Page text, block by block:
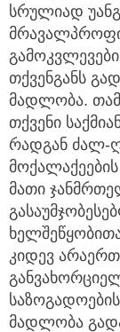
სრულიად
თქვენგანს
მადლობა.
თქვენი
რადგან ძალ-
მათი
კიდევ
მადლობა